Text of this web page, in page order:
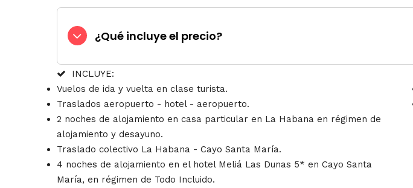
¿Qué incluye el precio?
INCLUYE:
Vuelos de ida y vuelta en clase turista.
Traslados aeropuerto - hotel - aeropuerto.
2 noches de alojamiento en casa particular en La Habana en régimen de
alojamiento y desayuno.
Traslado colectivo La Habana - Cayo Santa María.
4 noches de alojamiento en el hotel Meliá Las Dunas 5* en Cayo Santa
María, en régimen de Todo Incluido.